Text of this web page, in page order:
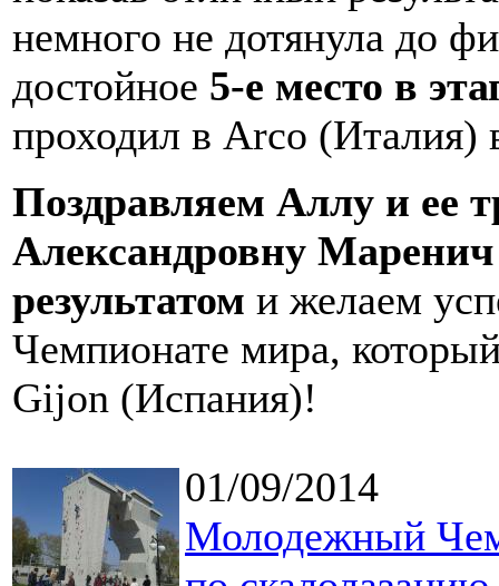
немного не дотянула до
достойное 5-е место в
проходил в Arco
Поздравляем Аллу и ее
Александровну
результатом и желаем
Чемпионате мира,
Gijon (Испания)!
01/09/2014
Молодежный